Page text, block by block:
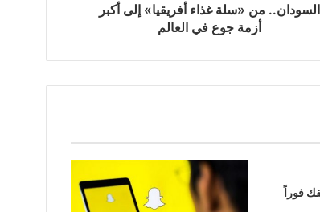
السودان.. من «سلة غذاء أفريقيا» إلى أكبر
أزمة جوع في العالم
فوراً